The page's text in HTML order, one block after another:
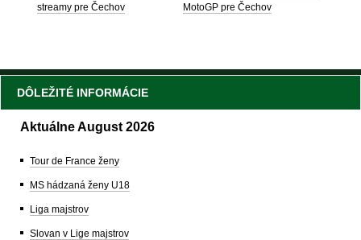
streamy pre Čechov
MotoGP pre Čechov
DÔLEŽITÉ INFORMÁCIE
Aktuálne August 2026
Tour de France ženy
MS hádzaná ženy U18
Liga majstrov
Slovan v Lige majstrov